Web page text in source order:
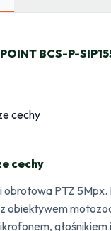
BCS-P-
cechy
obrotowa PTZ
obiektywem